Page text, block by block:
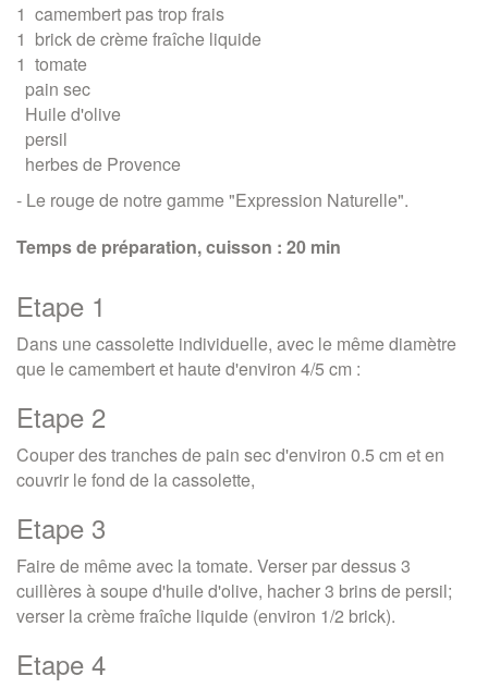
1 camembert pas trop frais
1 brickde crème fraîche liquide
1 tomate
pain sec
Huile d'olive
persil
herbes de Provence
- Le rouge de notre gamme "Expression Naturelle".
Temps de préparation, cuisson : 20 min
Etape 1
Dans une cassolette individuelle, avec le même diamètre
que le camembert et haute d'environ 4/5 cm :
Etape 2
Couper des tranches de pain sec d'environ 0.5 cm et en
couvrir le fond de la cassolette,
Etape 3
Faire de même avec la tomate. Verser par dessus 3
cuillères à soupe d'huile d'olive, hacher 3 brins de persil;
verser la crème fraîche liquide (environ 1/2 brick).
Etape 4